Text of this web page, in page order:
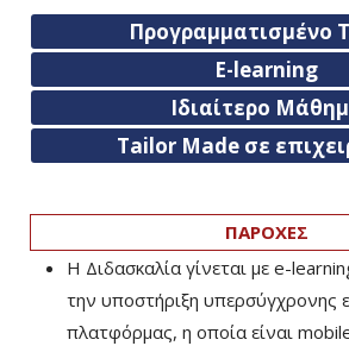
Προγραμματισμένο
E-learning
Ιδιαίτερο
Tailor Made σε
ΠΑΡΟΧΕΣ
Η Διδασκαλία γίνεται με e-
την υποστήριξη υπερσύγχρονης
πλατφόρμας, η οποία είναι